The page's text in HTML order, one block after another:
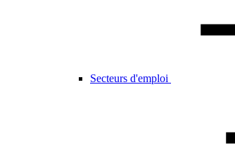
Secteurs d'emploi